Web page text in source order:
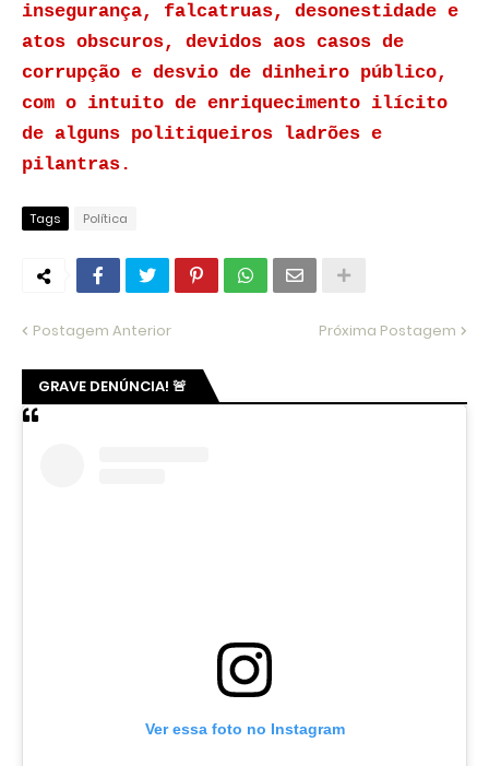
insegurança, falcatruas, desonestidade e
atos obscuros, devidos aos casos de
corrupção e desvio de dinheiro público,
com o intuito de enriquecimento ilícito
de alguns politiqueiros ladrões e
pilantras.
Tags Política
Postagem Anterior Próxima Postagem
GRAVE DENÚNCIA! 🚨
Ver essa foto no Instagram